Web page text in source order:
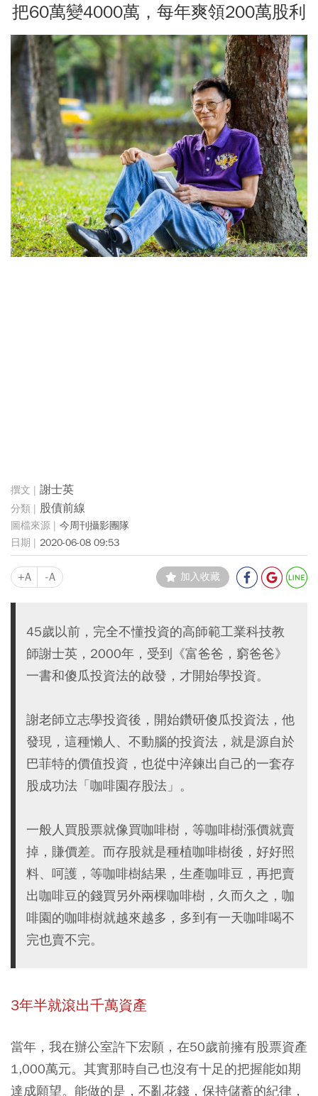
把60萬變4000萬，每年爽領200萬股利
謝士英
股債前線
今周刊攝影團隊
2020-06-08 09:53
+A -A 加入收藏
45歲以前，完全不懂投資的高師範工業科技教
師謝士英，2000年，受到《富爸爸，窮爸爸》
一書和傻瓜投資法的啟發，才開始學投資。
謝老師立志學投資後，開始鑽研傻瓜投資法，他
發現，這種懶人、不動腦的投資法，就是源自於
巴菲特的價值投資，也從中淬鍊出自己的一套存
股成功法「咖啡園存股法」。
一般人買股票就像買咖啡樹，等咖啡樹漲價就賣
掉，賺價差。而存股就是種植咖啡樹後，好好照
料、呵護，等咖啡樹結果，生產咖啡豆，再把賣
出咖啡豆的錢買另外兩棵咖啡樹，久而久之，咖
啡園的咖啡樹就越來越多，多到有一天咖啡喝不
完也賣不完。
3年半就滾出千萬資產
當年，我在辦公室許下宏願，在50歲前擁有股票資產
1,000萬元。其實那時自己也沒有十足的把握能如期
達成願望。能做的是，不亂花錢，保持儲蓄的紀律，